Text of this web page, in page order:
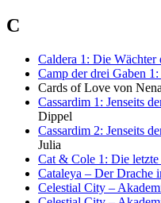
C
Caldera 1: Die Wächter
Camp der drei Gaben
Cards of Love von
Cassardim 1: Jenseits
Dippel
Cassardim 2: Jenseits
Julia
Cat & Cole 1: Die letzte
Cataleya – Der Drache
Celestial City –